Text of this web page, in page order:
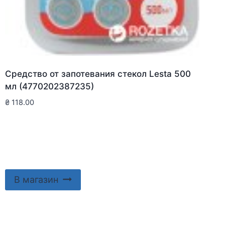
Средство от запотевания стекол Lesta 500
мл (4770202387235)
₴118.00
В магазин